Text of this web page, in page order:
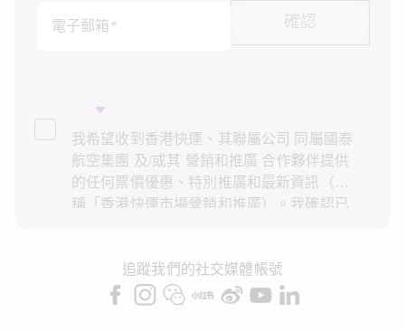
電子郵箱*
確認
我希望收到香港快運、其聯屬公司 同屬國泰
航空集團 及/或其 營銷和推廣 合作夥伴提供
的任何票價優惠、特別推廣和最新資訊（統
稱「香港快運市場營銷和推廣）。我確認已
錄進行直接市場營銷和推廣。我知悉在未經
我的同意下，香港快運不會使用我的個人資
追蹤我們的社交媒體帳號